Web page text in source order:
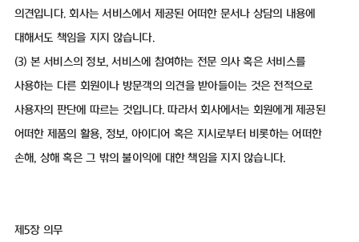
의견입니다. 회사는 서비스에서 제공된 어떠한 문서나 상담의 내용에
대해서도 책임을 지지 않습니다.
(3) 본 서비스의 정보, 서비스에 참여하는 전문 의사 혹은 서비스를
사용하는 다른 회원이나 방문객의 의견을 받아들이는 것은 전적으로
사용자의 판단에 따르는 것입니다. 따라서 회사에서는 회원에게 제공된
어떠한 제품의 활용, 정보, 아이디어 혹은 지시로부터 비롯하는 어떠한
손해, 상해 혹은 그 밖의 불이익에 대한 책임을 지지 않습니다.
제5장 의무